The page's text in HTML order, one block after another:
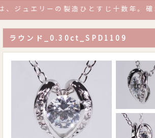
ジュエリーの製造ひとすじ十数年。確
ラウンド_0.30ct_SPD1109